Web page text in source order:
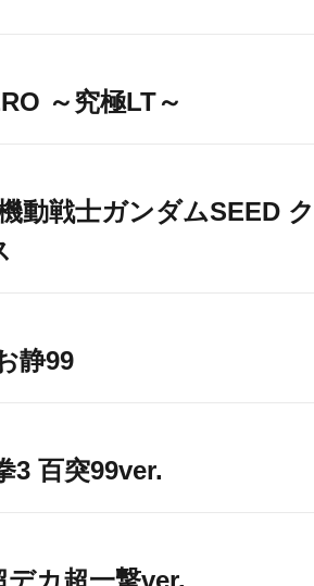
～究極LT～
動戦士ガンダムSEED ク
静99
3 百突99ver.
デカ超一撃ver.